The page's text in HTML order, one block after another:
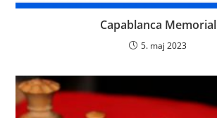
Capablanca Memorial
5. maj 2023